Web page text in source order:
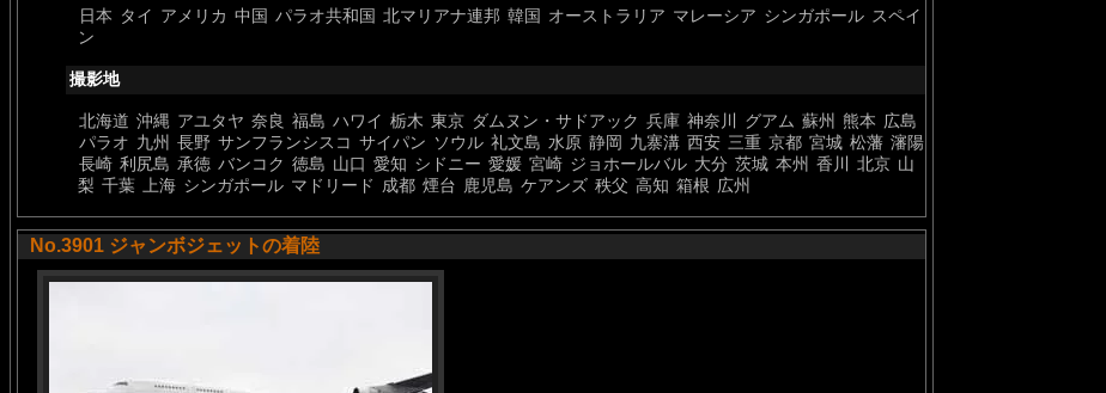
日本 タイ アメリカ 中国 パラオ共和国 北マリアナ連邦 韓国 オーストラリア マレーシア シンガポール スペイ
ン
撮影地
北海道 沖縄 アユタヤ 奈良 福島 ハワイ 栃木 東京 ダムヌン・サドアック 兵庫 神奈川 グアム 蘇州 熊本 広島
パラオ 九州 長野 サンフランシスコ サイパン ソウル 礼文島 水原 静岡 九寨溝 西安 三重 京都 宮城 松藩 瀋陽
長崎 利尻島 承徳 バンコク 徳島 山口 愛知 シドニー 愛媛 宮崎 ジョホールバル 大分 茨城 本州 香川 北京 山
梨 千葉 上海 シンガポール マドリード 成都 煙台 鹿児島 ケアンズ 秩父 高知 箱根 広州
No.3901 ジャンボジェットの着陸